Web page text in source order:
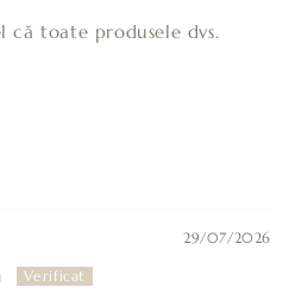
că toate produsele dvs.
29/07/2026